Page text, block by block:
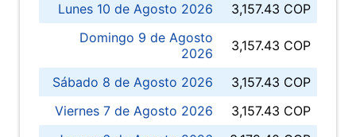
Lunes 10 de Agosto 2026
3,157.43 COP
Domingo 9 de Agosto
2026
3,157.43 COP
Sábado 8 de Agosto 2026
3,157.43 COP
Viernes 7 de Agosto 2026
3,157.43 COP